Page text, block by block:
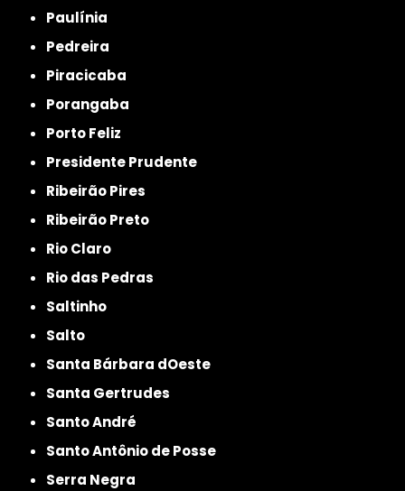
Paulínia
Pedreira
Piracicaba
Porangaba
Porto Feliz
Presidente Prudente
Ribeirão Pires
Ribeirão Preto
Rio Claro
Rio das Pedras
Saltinho
Salto
Santa Bárbara dOeste
Santa Gertrudes
Santo André
Santo Antônio de Posse
Serra Negra